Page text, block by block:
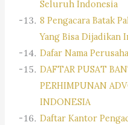
Seluruh Indonesia
8 Pengacara Batak
Yang Bisa Dijadikan
Dafar Nama
DAFTAR PUSAT
PERHIMPUNAN
INDONESIA
Daftar Kantor